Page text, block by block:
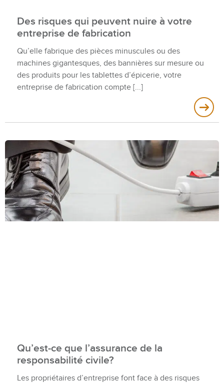
Des risques qui peuvent nuire à votre
entreprise de fabrication
Qu’elle fabrique des pièces minuscules ou des
machines gigantesques, des bannières sur mesure ou
des produits pour les tablettes d’épicerie, votre
entreprise de fabrication compte
Qu’est-ce que l’assurance de la
responsabilité civile?
Les propriétaires d’entreprise font face à des risques